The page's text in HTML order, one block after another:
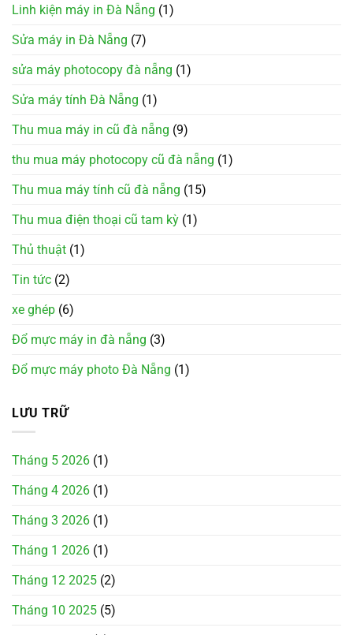
Linh kiện máy in Đà Nẵng (1)
Sửa máy in Đà Nẵng (7)
sửa máy photocopy đà nẵng (1)
Sửa máy tính Đà Nẵng (1)
Thu mua máy in cũ đà nẵng (9)
thu mua máy photocopy cũ đà nẵng (1)
Thu mua máy tính cũ đà nẵng (15)
Thu mua điện thoại cũ tam kỳ (1)
Thủ thuật (1)
Tin tức (2)
xe ghép (6)
Đổ mực máy in đà nẵng (3)
Đổ mực máy photo Đà Nẵng (1)
LƯU TRỮ
Tháng 5 2026 (1)
Tháng 4 2026 (1)
Tháng 3 2026 (1)
Tháng 1 2026 (1)
Tháng 12 2025 (2)
Tháng 10 2025 (5)